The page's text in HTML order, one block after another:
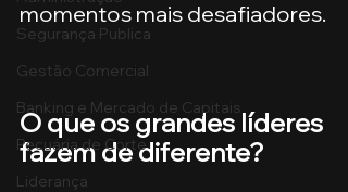
Segurança Publica
Gestão Comercial
Banking e Mercado de Capitais
Pecuária de Corte
Liderança
momentos mais desafiadores.
O que os grandes líderes
fazem de diferente?